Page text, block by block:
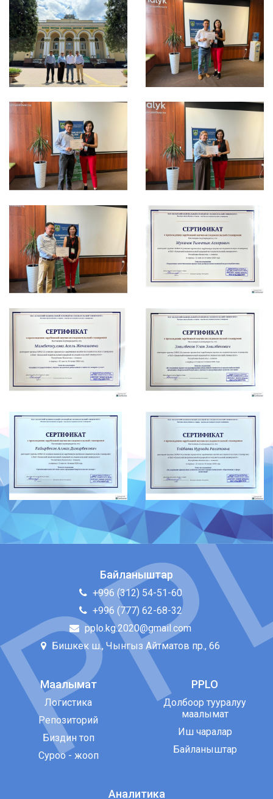
Байланыштар
+996 (312) 54-51-60
+996 (777) 62-68-32
pplo.kg.2020@gmail.com
Бишкек ш., Чынгыз Айтматов пр., 66
Маалымат
Логистика
Репозиторий
Биздин топ
Суроо - жооп
PPLO
Долбоор тууралуу
маалымат
Иш чаралар
Байланыштар
Аналитика